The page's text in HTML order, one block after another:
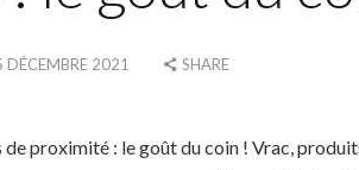
DÉCEMBRE 2021 SHARE
proximité : le goût du coin ! Vrac,